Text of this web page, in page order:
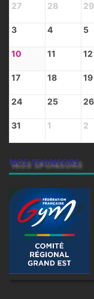
27 28 29
3 4 5
10 11 12
17 18 19
24 25 26
31 1 2
NOS SPONSORS